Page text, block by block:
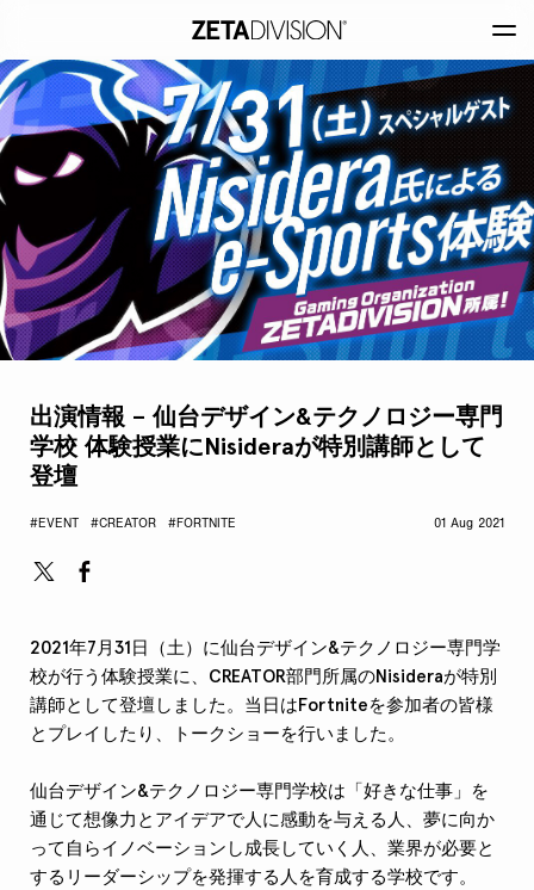
出演情報 – 仙台デザイン&テクノロジー専門
学校 体験授業にNisideraが特別講師として
登壇
#EVENT #CREATOR #FORTNITE 01 Aug 2021
2021年7月31日（土）に仙台デザイン&テクノロジー専門学
校が行う体験授業に、CREATOR部門所属のNisideraが特別
講師として登壇しました。当日はFortniteを参加者の皆様
とプレイしたり、トークショーを行いました。
仙台デザイン&テクノロジー専門学校は「好きな仕事」を
通じて想像力とアイデアで人に感動を与える人、夢に向か
って自らイノベーションし成長していく人、業界が必要と
するリーダーシップを発揮する人を育成する学校です。